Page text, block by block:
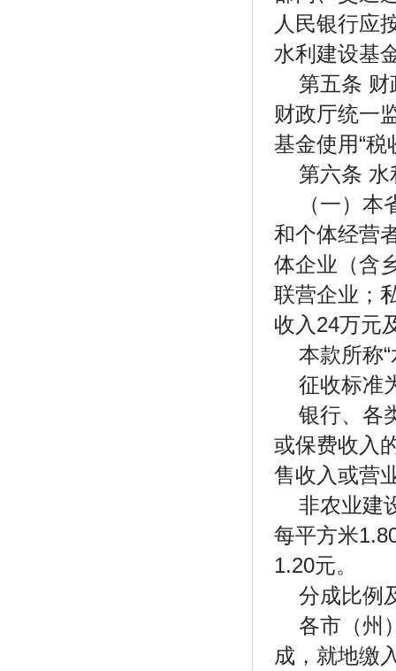
人民银行应
水利建设基
第五条
财政厅统一
基金使用“税
第六条
（一）
和个体经营
体企业（含
联营企业；
收入24万元
本款所称
征收标准
银行、各
或保费收入
售收入或营
非农业建
每平方米
1.20元。
分成比例
各市（州
成，就地缴